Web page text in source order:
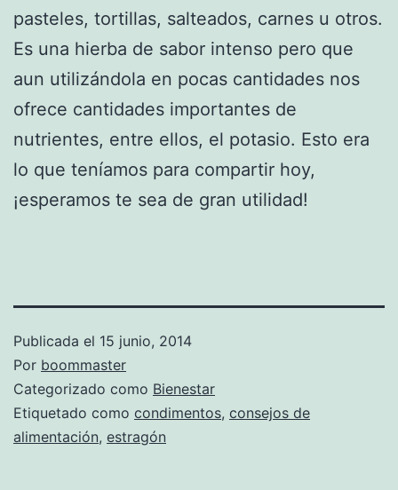
pasteles, tortillas, salteados, carnes u otros.
Es una hierba de sabor intenso pero que
aun utilizándola en pocas cantidades nos
ofrece cantidades importantes de
nutrientes, entre ellos, el potasio. Esto era
lo que teníamos para compartir hoy,
¡esperamos te sea de gran utilidad!
Publicada el 15 junio, 2014
Por boommaster
Categorizado como Bienestar
Etiquetado como condimentos, consejos de
alimentación, estragón